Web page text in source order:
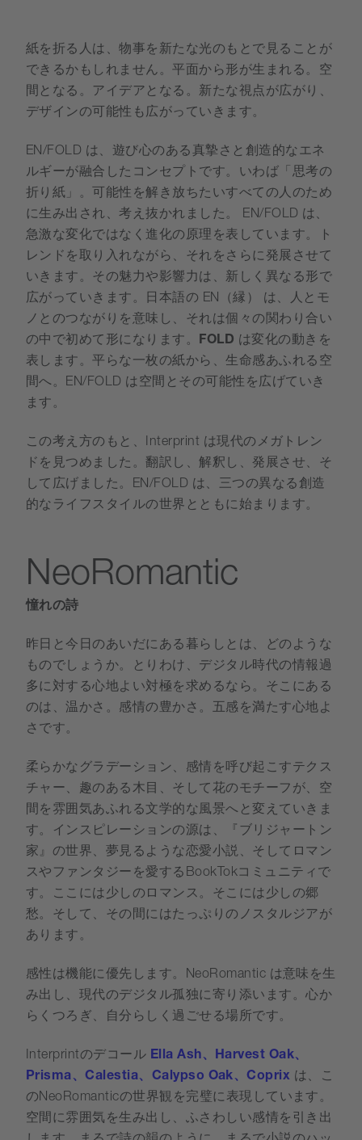
紙を折る人は、物事を新たな光のもとで見ることが
できるかもしれません。平面から形が生まれる。空
間となる。アイデアとなる。新たな視点が広がり、
デザインの可能性も広がっていきます。
EN/FOLD は、遊び心のある真摯さと創造的なエネ
ルギーが融合したコンセプトです。いわば「思考の
折り紙」。可能性を解き放ちたいすべての人のため
に生み出され、考え抜かれました。 EN/FOLD は、
急激な変化ではなく進化の原理を表しています。ト
レンドを取り入れながら、それをさらに発展させて
いきます。その魅力や影響力は、新しく異なる形で
広がっていきます。日本語の EN（縁） は、人とモ
ノとのつながりを意味し、それは個々の関わり合い
の中で初めて形になります。 FOLD は変化の動きを
表します。平らな一枚の紙から、生命感あふれる空
間へ。EN/FOLD は空間とその可能性を広げていき
ます。
この考え方のもと、Interprint は現代のメガトレン
ドを見つめました。翻訳し、解釈し、発展させ、そ
して広げました。EN/FOLD は、三つの異なる創造
的なライフスタイルの世界とともに始まります。
NeoRomantic
憧れの詩
昨日と今日のあいだにある暮らしとは、どのような
ものでしょうか。とりわけ、デジタル時代の情報過
多に対する心地よい対極を求めるなら。そこにある
のは、温かさ。感情の豊かさ。五感を満たす心地よ
さです。
柔らかなグラデーション、感情を呼び起こすテクス
チャー、趣のある木目、そして花のモチーフが、空
間を雰囲気あふれる文学的な風景へと変えていきま
す。インスピレーションの源は、『ブリジャートン
家』の世界、夢見るような恋愛小説、そしてロマン
スやファンタジーを愛するBookTokコミュニティで
す。ここには少しのロマンス。そこには少しの郷
愁。そして、その間にはたっぷりのノスタルジアが
あります。
感性は機能に優先します。NeoRomantic は意味を生
み出し、現代のデジタル孤独に寄り添います。心か
らくつろぎ、自分らしく過ごせる場所です。
Interprintのデコール Ella Ash、Harvest Oak、
Prisma、Calestia、Calypso Oak、Coprix は、こ
のNeoRomanticの世界観を完璧に表現しています。
空間に雰囲気を生み出し、ふさわしい感情を引き出